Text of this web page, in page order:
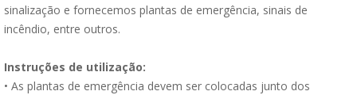
sinalização e fornecemos plantas de emergência, sinais de
incêndio, entre outros.
Instruções de utilização:
• As plantas de emergência devem ser colocadas junto dos